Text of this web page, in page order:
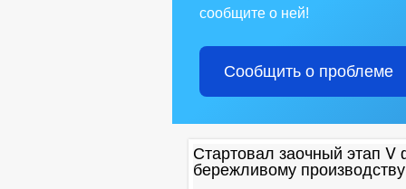
СВЕДЕНИЯ О ДОХОДАХ СОТРУДНИКОВ
УСЛОВИЯ И РЕЗУЛЬТАТЫ КОНКУРСОВ
ПОРЯДОК ПОСТУПЛЕНИЯ ГРАЖДАН
ПЛАНЫ И ОТЧЕТЫ РАБОТЫ
СОВЕТ ДЕПУТАТОВ
ДЕПУТАТЫ
ПОЛНОМОЧИЯ,
сообщите о ней!
Сообщить о проблеме
Стартовал заочный этап V
бережливому